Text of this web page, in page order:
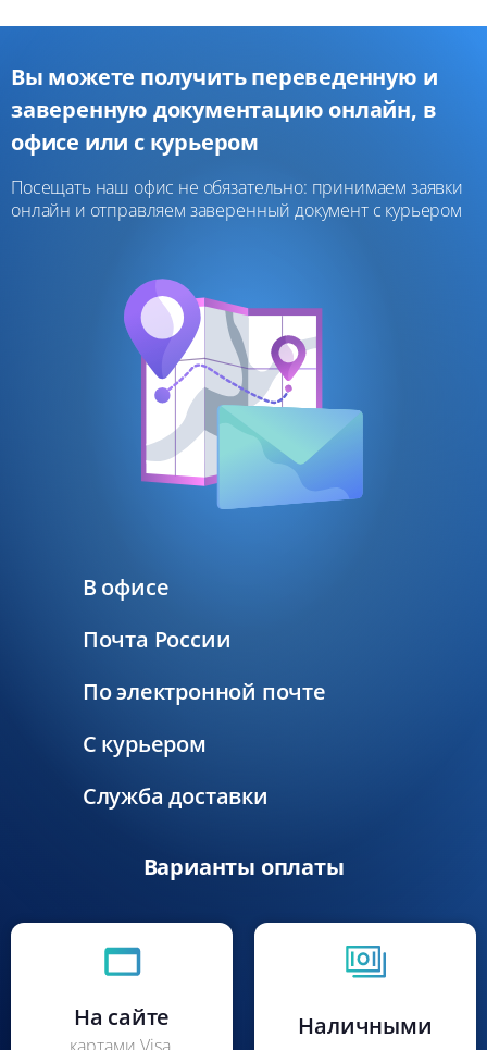
Вы можете получить переведенную и
заверенную документацию онлайн, в
офисе или с курьером
Посещать наш офис не обязательно: принимаем заявки
онлайн и отправляем заверенный документ с курьером
В офисе
Почта России
По электронной почте
С курьером
Служба доставки
Варианты оплаты
На сайте Наличными